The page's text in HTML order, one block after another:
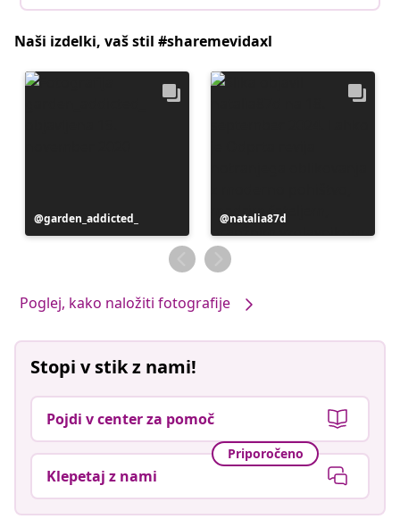
Naši izdelki, vaš stil #sharemevidaxl
Objavo
je
garden_addicted_
Objavo
je
objavil
natalia87d
Poglej, kako naložiti fotografije
Stopi v stik z nami!
Pojdi v center za pomoč
Priporočeno
Klepetaj z nami